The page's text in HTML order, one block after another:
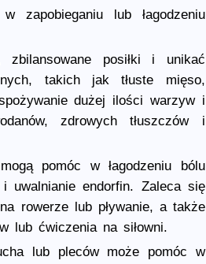
lub łagodzeniu
posiłki i unikać
takich jak tłuste mięso,
dużej ilości warzyw i
zdrowych tłuszczów i
pomóc w łagodzeniu bólu
uwalnianie endorfin. Zaleca się
rowerze lub pływanie, a także
lub ćwiczenia na siłowni.
lub pleców może pomóc w